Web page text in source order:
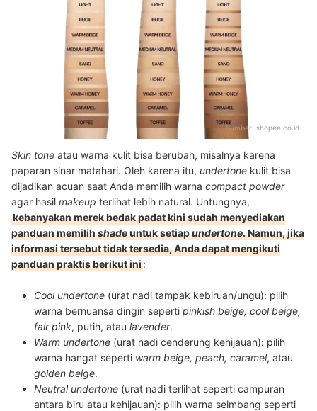
Sumber: shopee.co.id
Skin tone atau warna kulit bisa berubah, misalnya karena
paparan sinar matahari. Oleh karena itu, undertone kulit bisa
dijadikan acuan saat Anda memilih warna compact powder
agar hasil makeup terlihat lebih natural. Untungnya,
kebanyakan merek bedak padat kini sudah menyediakan
panduan memilihshadeuntuk setiapundertone. Namun, jika
informasi tersebut tidak tersedia, Anda dapat mengikuti
panduan praktis berikut ini:
Cool undertone (urat nadi tampak kebiruan/ungu): pilih
warna bernuansa dingin seperti pinkish beige, cool beige,
fair pink, putih, atau lavender.
Warm undertone (urat nadi cenderung kehijauan): pilih
warna hangat seperti warm beige, peach, caramel, atau
golden beige.
Neutral undertone (urat nadi terlihat seperti campuran
antara biru atau kehijauan): pilih warna seimbang seperti